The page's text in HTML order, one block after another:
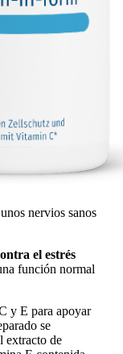
nervios sanos
el estrés
función normal
y E para apoyar
se
extracto de